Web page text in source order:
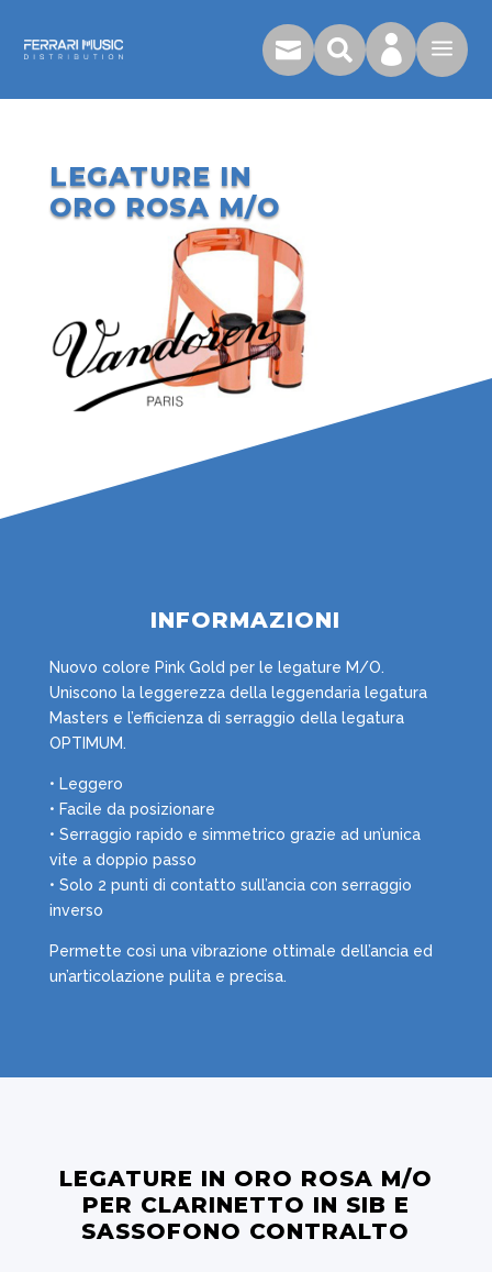
   a
LEGATURE IN
ORO ROSA M/O
INFORMAZIONI
Nuovo colore Pink Gold per le legature M/O.
Uniscono la leggerezza della leggendaria legatura
Masters e l’efficienza di serraggio della legatura
OPTIMUM.
• Leggero
• Facile da posizionare
• Serraggio rapido e simmetrico grazie ad un’unica
vite a doppio passo
• Solo 2 punti di contatto sull’ancia con serraggio
inverso
Permette così una vibrazione ottimale dell’ancia ed
un’articolazione pulita e precisa.
LEGATURE IN ORO ROSA M/O
PER CLARINETTO IN SIB E
SASSOFONO CONTRALTO